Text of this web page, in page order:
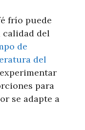
frío puede
calidad del
de
del
para
se adapte a